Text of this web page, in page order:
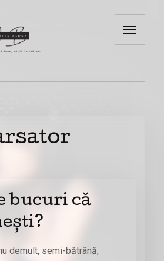
bucuri că
demult, semi-bătrână,